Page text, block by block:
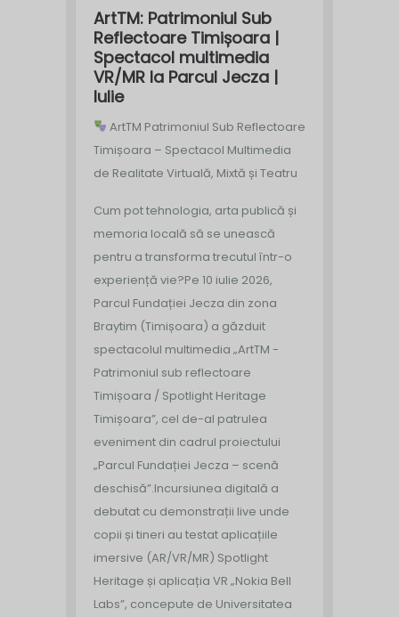
ArtTM: Patrimoniul Sub
Reflectoare Timișoara |
Spectacol multimedia
VR/MR la Parcul Jecza |
Iulie
ArtTM Patrimoniul Sub Reflectoare
Timișoara – Spectacol Multimedia
de Realitate Virtuală, Mixtă și Teatru
Cum pot tehnologia, arta publică și
memoria locală să se unească
pentru a transforma trecutul într-o
experiență vie?Pe 10 iulie 2026,
Parcul Fundației Jecza din zona
Braytim (Timișoara) a găzduit
spectacolul multimedia „ArtTM -
Patrimoniul sub reflectoare
Timișoara / Spotlight Heritage
Timișoara”, cel de-al patrulea
eveniment din cadrul proiectului
„Parcul Fundației Jecza – scenă
deschisă”.Incursiunea digitală a
debutat cu demonstrații live unde
copii și tineri au testat aplicațiile
imersive (AR/VR/MR) Spotlight
Heritage și aplicația VR „Nokia Bell
Labs”, concepute de Universitatea